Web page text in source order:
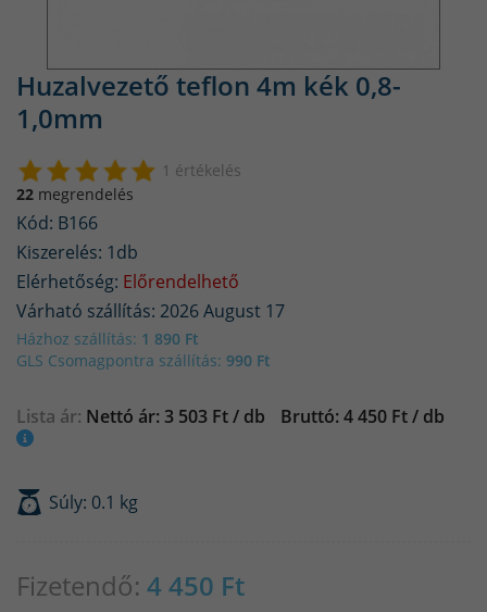
Huzalvezető teflon 4m kék 0,8-
1,0mm
1 értékelés
22 megrendelés
Kód: B166
Kiszerelés: 1db
Elérhetőség: Előrendelhető
Várható szállítás: 2026 August 17
Házhoz szállítás: 1 890 Ft
GLS Csomagpontra szállítás: 990 Ft
Lista ár: Nettó ár: 3 503 Ft / db Bruttó: 4 450 Ft / db
Súly: 0.1 kg
Fizetendő: 4 450 Ft